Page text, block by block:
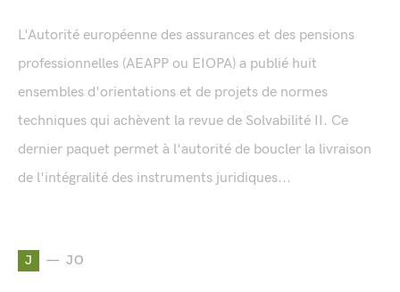
L'Autorité européenne des assurances et des pensions
professionnelles (AEAPP ou EIOPA) a publié huit
ensembles d'orientations et de projets de normes
techniques qui achèvent la revue de Solvabilité II. Ce
dernier paquet permet à l'autorité de boucler la livraison
de l'intégralité des instruments juridiques...
J JO